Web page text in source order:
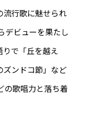
行歌に魅せられ
デビューを果たし
で「丘を越え
ズンドコ節」など
の歌唱力と落ち着